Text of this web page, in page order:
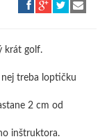
krát golf.
treba loptičku
2 cm od
inštruktora.